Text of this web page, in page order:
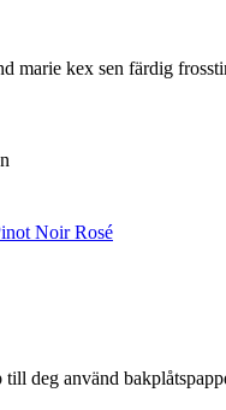
marie kex sen färdig
Noir Rosé
deg använd